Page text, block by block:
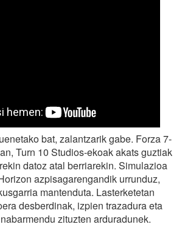
bat, zalantzarik gabe. Forza 7-
Turn 10 Studios-ekoak akats guztiak
datoz atal berriarekin. Simulazioa
azpisagarengandik urrunduz,
mantenduta. Lasterketetan
desberdinak, izpien trazadura eta
zituzten arduradunek.